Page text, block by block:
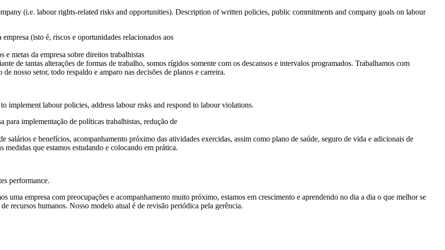
(i.e. labour rights-related risks and opportunities). Description of written policies, public commitments and company goals on labour
(isto é, riscos e oportunidades relacionados aos
metas da empresa sobre direitos trabalhistas
de tantas alterações de formas de trabalho, somos rígidos somente com os descansos e intervalos programados. Trabalhamos com
nosso setor, todo respaldo e amparo nas decisões de planos e carreira.
implement labour policies, address labour risks and respond to labour violations.
para implementação de políticas trabalhistas, redução de
salários e benefícios, acompanhamento próximo das atividades exercidas, assim como plano de saúde, seguro de vida e adicionais de
que estamos estudando e colocando em prática.
performance.
uma empresa com preocupações e acompanhamento muito próximo, estamos em crescimento e aprendendo no dia a dia o que melhor se
recursos humanos. Nosso modelo atual é de revisão periódica pela gerência.